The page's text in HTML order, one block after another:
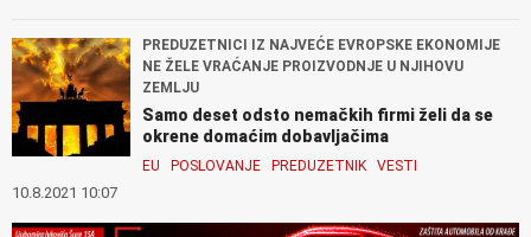
PREDUZETNICI IZ NAJVEĆE EVROPSKE EKONOMIJE
NE ŽELE VRAĆANJE PROIZVODNJE U NJIHOVU
ZEMLJU
Samo deset odsto nemačkih firmi želi da se
okrene domaćim dobavljačima
EU POSLOVANJE PREDUZETNIK VESTI
10.8.2021 10:07